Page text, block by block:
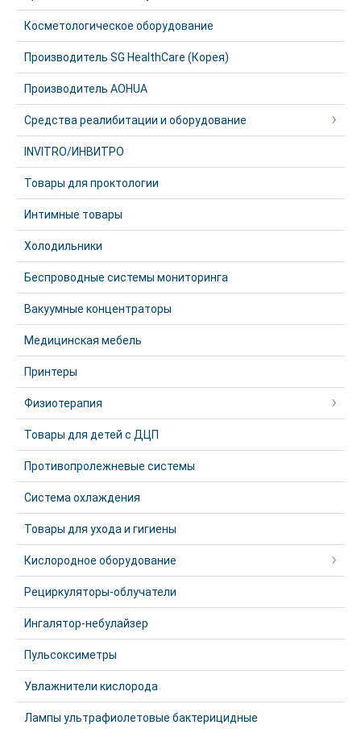
Косметологическое оборудование
Производитель SG HealthCare (Корея)
Производитель AOHUA
Средства реалибитации и оборудование
INVITRO/ИНВИТРО
Товары для проктологии
Интимные товары
Холодильники
Беспроводные системы мониторинга
Вакуумные концентраторы
Медицинская мебель
Принтеры
Физиотерапия
Товары для детей с ДЦП
Противопролежневые системы
Система охлаждения
Товары для ухода и гигиены
Кислородное оборудование
Рециркуляторы-облучатели
Ингалятор-небулайзер
Пульсоксиметры
Увлажнители кислорода
Лампы ультрафиолетовые бактерицидные